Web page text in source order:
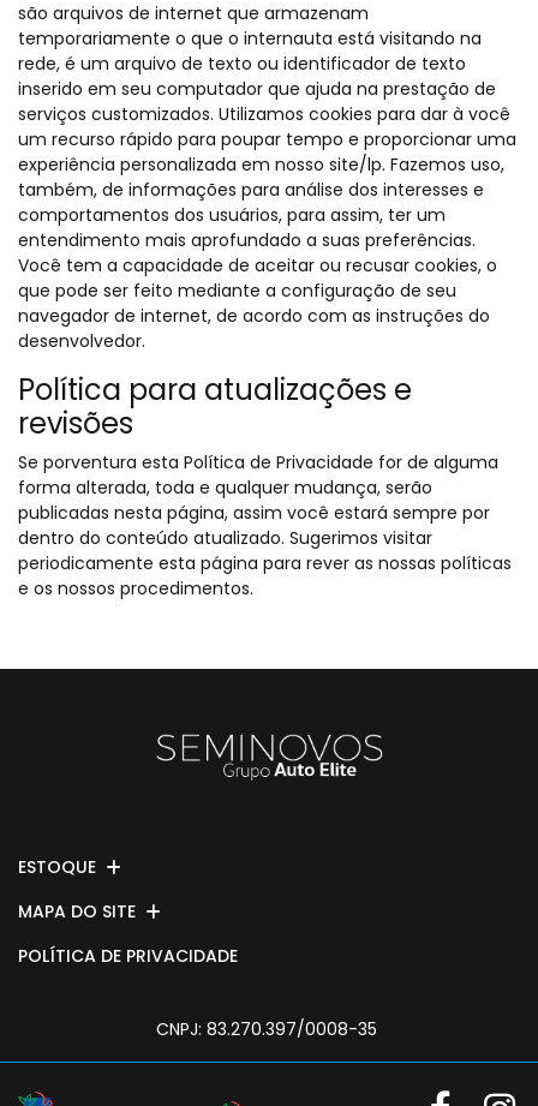
são arquivos de internet que armazenam
temporariamente o que o internauta está visitando na
rede, é um arquivo de texto ou identificador de texto
inserido em seu computador que ajuda na prestação de
serviços customizados. Utilizamos cookies para dar à você
um recurso rápido para poupar tempo e proporcionar uma
experiência personalizada em nosso site/lp. Fazemos uso,
também, de informações para análise dos interesses e
comportamentos dos usuários, para assim, ter um
entendimento mais aprofundado a suas preferências.
Você tem a capacidade de aceitar ou recusar cookies, o
que pode ser feito mediante a configuração de seu
navegador de internet, de acordo com as instruções do
desenvolvedor.
Política para atualizações e
revisões
Se porventura esta Política de Privacidade for de alguma
forma alterada, toda e qualquer mudança, serão
publicadas nesta página, assim você estará sempre por
dentro do conteúdo atualizado. Sugerimos visitar
periodicamente esta página para rever as nossas políticas
e os nossos procedimentos.
ESTOQUE
MAPA DO SITE
POLÍTICA DE PRIVACIDADE
CNPJ: 83.270.397/0008-35